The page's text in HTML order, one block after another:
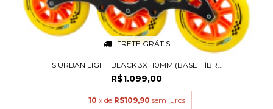
FRETE GRÁTIS
IS URBAN LIGHT BLACK 3X 110MM (BASE HÍBR...
R$1.099,00
10 x de R$109,90 sem juros